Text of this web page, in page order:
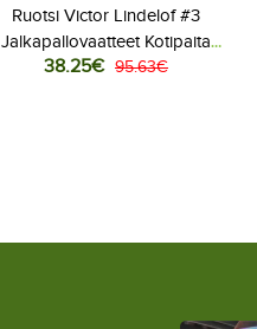
Ruotsi Victor Lindelof #3
Jalkapallovaatteet Kotipaita
MM-kisat 2026 Lyhythihainen
38.25€ 95.63€